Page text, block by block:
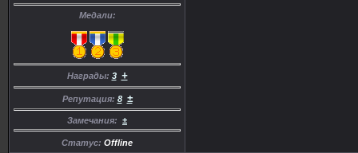
Медали:
Награды: 3 +
Репутация: 8 ±
Замечания: ±
Статус: Offline